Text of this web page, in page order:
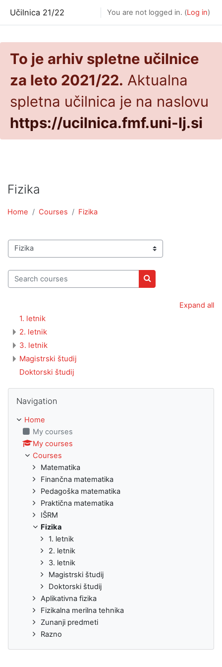
To je arhiv spletne učilnice
za leto 2021/22. Aktualna
spletna učilnica je na naslovu
https://ucilnica.fmf.uni-lj.si
Učilnica 21/22 You are not logged in. (Log in)
Fizika
Home Courses Fizika
Course categories
Search courses
Search courses
Expand all
1. letnik
2. letnik
3. letnik
Magistrski študij
Doktorski študij
Navigation
Home
My courses
My courses
Courses
Matematika
Finančna matematika
Pedagoška matematika
Praktična matematika
IŠRM
Fizika
1. letnik
2. letnik
3. letnik
Magistrski študij
Doktorski študij
Aplikativna fizika
Fizikalna merilna tehnika
Zunanji predmeti
Razno